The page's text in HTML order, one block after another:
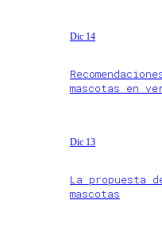
Dic 14
mascotas en
Dic 13
La propuesta
mascotas